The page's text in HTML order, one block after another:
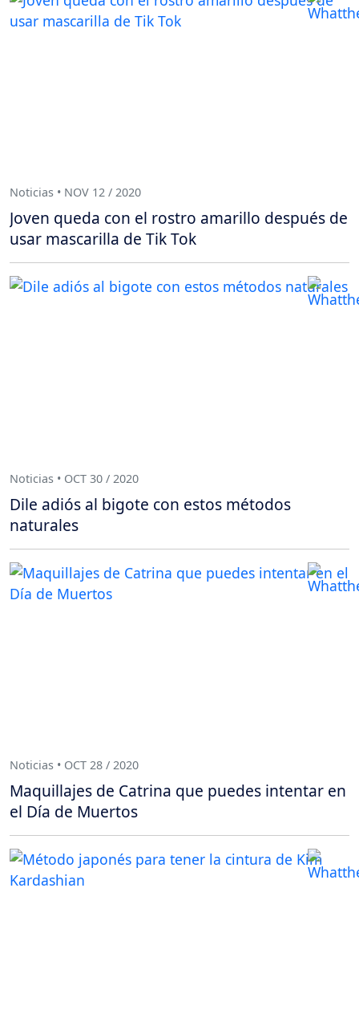
Noticias • NOV 12 / 2020
Joven queda con el rostro amarillo después de
usar mascarilla de Tik Tok
Noticias • OCT 30 / 2020
Dile adiós al bigote con estos métodos
naturales
Noticias • OCT 28 / 2020
Maquillajes de Catrina que puedes intentar en
el Día de Muertos